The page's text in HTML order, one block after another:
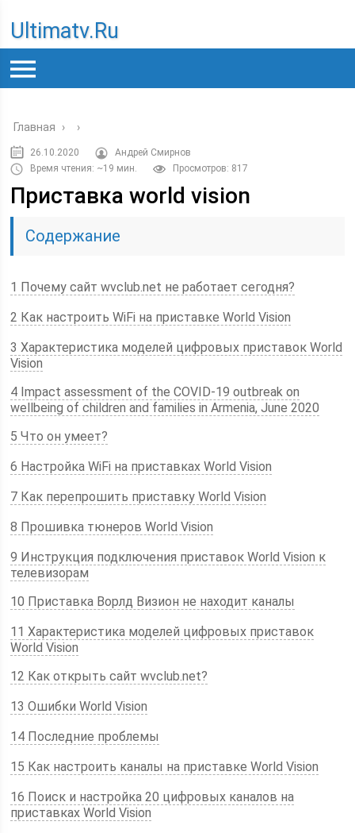
Ultimatv.ru
Главная › ›
26.10.2020
Андрей Смирнов
Время чтения: ~19 мин.
Просмотров: 817
Приставка world vision
Содержание
1 Почему сайт wvclub.net не работает сегодня?
2 Как настроить WiFi на приставке World Vision
3 Характеристика моделей цифровых приставок World
Vision
4 Impact assessment of the COVID-19 outbreak on
wellbeing of children and families in Armenia, June 2020
5 Что он умеет?
6 Настройка WiFi на приставках World Vision
7 Как перепрошить приставку World Vision
8 Прошивка тюнеров World Vision
9 Инструкция подключения приставок World Vision к
телевизорам
10 Приставка Ворлд Визион не находит каналы
11 Характеристика моделей цифровых приставок
World Vision
12 Как открыть сайт wvclub.net?
13 Ошибки World Vision
14 Последние проблемы
15 Как настроить каналы на приставке World Vision
16 Поиск и настройка 20 цифровых каналов на
приставках World Vision